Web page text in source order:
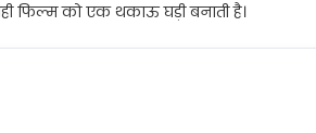
फिल्म को एक थकाऊ घड़ी बनाती है।